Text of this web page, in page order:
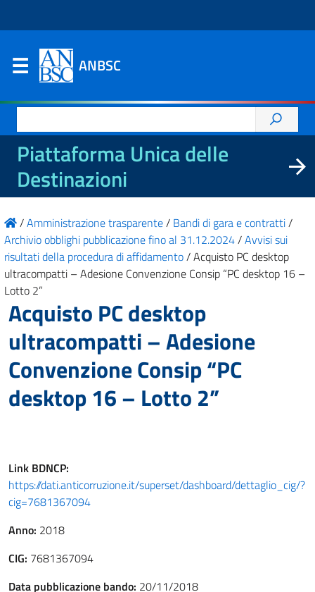
ANBSC
per:
Piattaforma Unica delle
Destinazioni
/Amministrazione trasparente/ Bandi di gara e contratti/
Archivio obblighi pubblicazione fino al 31.12.2024/Avvisi sui
risultati della procedura di affidamento/Acquisto PC desktop
ultracompatti – Adesione Convenzione Consip “PC desktop 16 –
Lotto 2”
Acquisto PC desktop
ultracompatti – Adesione
Convenzione Consip “PC
desktop 16 – Lotto 2”
Link BDNCP:
https://dati.anticorruzione.it/superset/dashboard/dettaglio_cig/?
cig=7681367094
Anno: 2018
CIG: 7681367094
Data pubblicazione bando: 20/11/2018